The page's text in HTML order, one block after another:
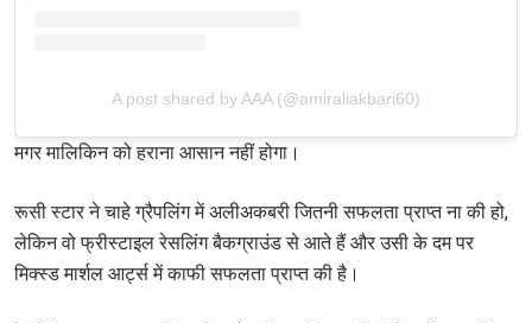
A post shared by AAA (@amiraliakbari60)
मगर मालिकिन को हराना आसान नहीं होगा।
रूसी स्टार ने चाहे ग्रैपलिंग में अलीअकबरी जितनी सफलता प्राप्त ना की हो,
लेकिन वो फ्रीस्टाइल रेसलिंग बैकग्राउंड से आते हैं और उसी के दम पर
मिक्स्ड मार्शल आर्ट्स में काफी सफलता प्राप्त की है।